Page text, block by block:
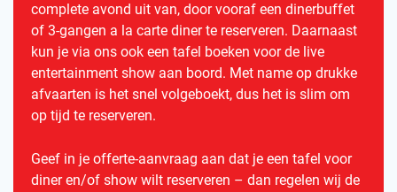
complete avond uit van, door vooraf een dinerbuffet
of 3-gangen a la carte diner te reserveren. Daarnaast
kun je via ons ook een tafel boeken voor de live
entertainment show aan boord. Met name op drukke
afvaarten is het snel volgeboekt, dus het is slim om
op tijd te reserveren.
Geef in je offerte-aanvraag aan dat je een tafel voor
diner en/of show wilt reserveren – dan regelen wij de